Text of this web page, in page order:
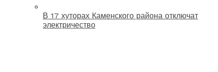
В 17 хуторах Каменского района отключат
электричество